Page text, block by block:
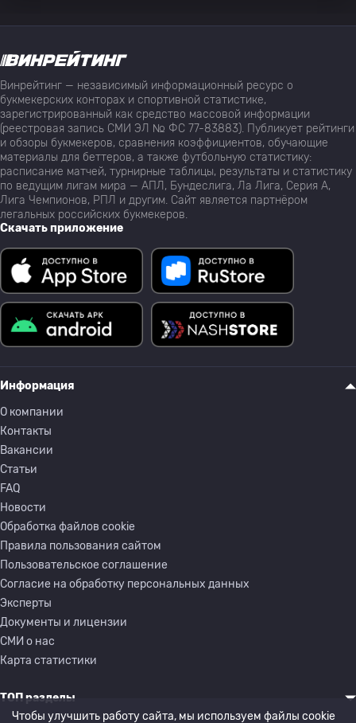
Винрейтинг — независимый информационный ресурс о
букмекерских конторах и спортивной статистике,
зарегистрированный как средство массовой информации
(реестровая запись СМИ ЭЛ № ФС 77-83883). Публикует рейтинги
и обзоры букмекеров, сравнения коэффициентов, обучающие
материалы для беттеров, а также футбольную статистику:
расписание матчей, турнирные таблицы, результаты и статистику
по ведущим лигам мира — АПЛ, Бундеслига, Ла Лига, Серия А,
Лига Чемпионов, РПЛ и другим. Сайт является партнёром
легальных российских букмекеров.
Скачать приложение
Информация
О компании
Контакты
Вакансии
Статьи
FAQ
Новости
Обработка файлов cookie
Правила пользования сайтом
Пользовательское соглашение
Согласие на обработку персональных данных
Эксперты
Документы и лицензии
СМИ о нас
Карта статистики
ТОП разделы
Чтобы улучшить работу сайта, мы используем файлы cookie